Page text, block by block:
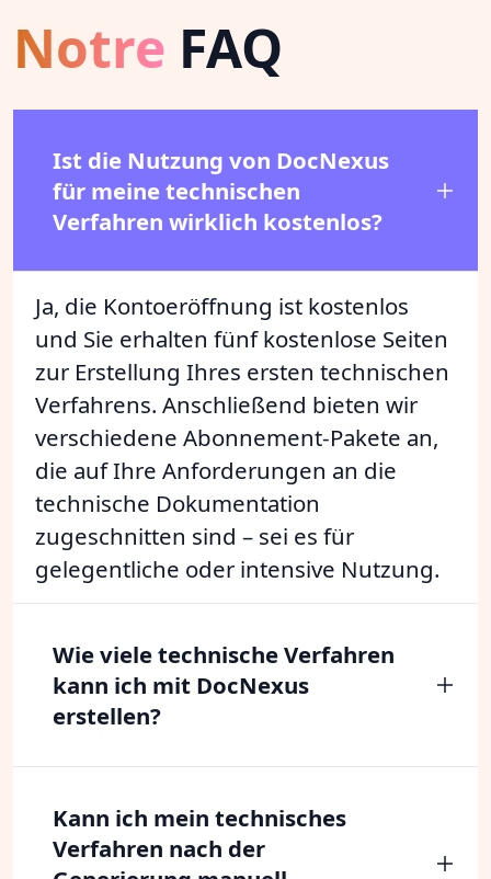
Notre FAQ
Ist die Nutzung von DocNexus
für meine technischen
Verfahren wirklich kostenlos?
Ja, die Kontoeröffnung ist kostenlos
und Sie erhalten fünf kostenlose Seiten
zur Erstellung Ihres ersten technischen
Verfahrens. Anschließend bieten wir
verschiedene Abonnement-Pakete an,
die auf Ihre Anforderungen an die
technische Dokumentation
zugeschnitten sind – sei es für
gelegentliche oder intensive Nutzung.
Wie viele technische Verfahren
kann ich mit DocNexus
erstellen?
Kann ich mein technisches
Verfahren nach der